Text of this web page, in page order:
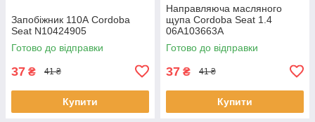
Запобіжник 110А Cordoba
Seat N10424905
Готово до відправки
37 ₴ 41 ₴
Купити
Направляюча масляного
щупа Cordoba Seat 1.4
06A103663A
Готово до відправки
37 ₴ 41 ₴
Купити